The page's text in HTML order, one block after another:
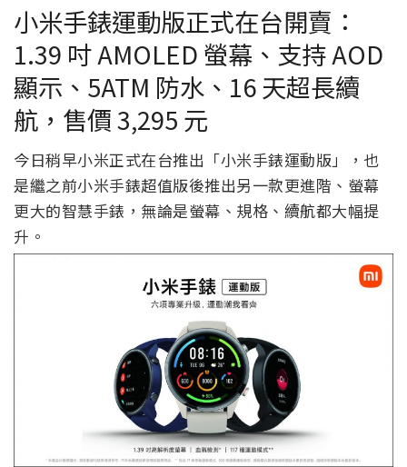
小米手錶運動版正式在台開賣：
1.39 吋 AMOLED 螢幕、支持 AOD
顯示、5ATM 防水、16 天超長續
航，售價 3,295 元
今日稍早小米正式在台推出「小米手錶運動版」，也
是繼之前小米手錶超值版後推出另一款更進階、螢幕
更大的智慧手錶，無論是螢幕、規格、續航都大幅提
升。